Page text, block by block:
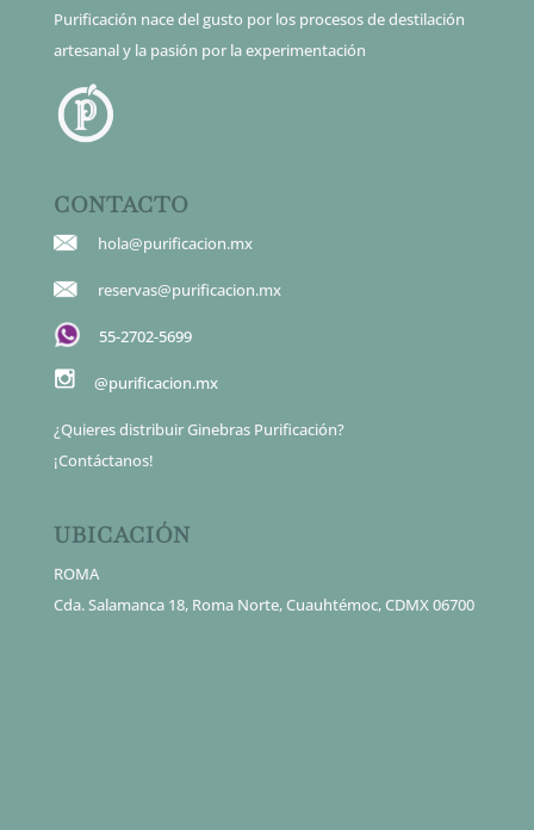
Purificación nace del gusto por los procesos de destilación
artesanal y la pasión por la experimentación
CONTACTO
hola@purificacion.mx
reservas@purificacion.mx
55-2702-5699
@purificacion.mx
¿Quieres distribuir Ginebras Purificación?
¡Contáctanos!
UBICACIÓN
ROMA
Cda. Salamanca 18, Roma Norte, Cuauhtémoc, CDMX 06700